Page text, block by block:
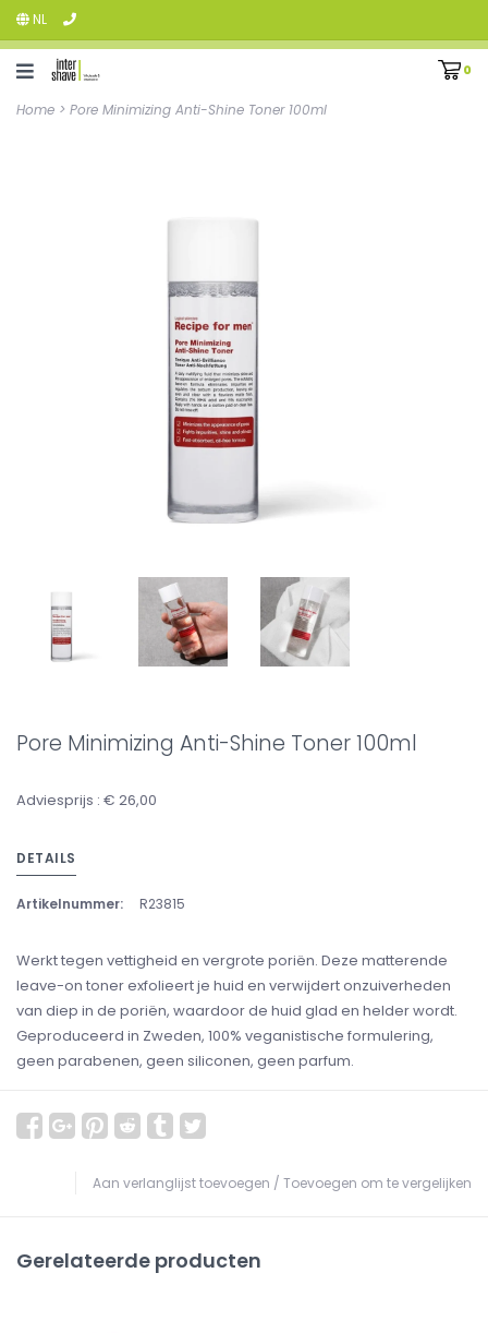
NL
0
Home > Pore Minimizing Anti-Shine Toner 100ml
Pore Minimizing Anti-Shine Toner 100ml
Adviesprijs : € 26,00
DETAILS
Artikelnummer: R23815
Werkt tegen vettigheid en vergrote poriën. Deze matterende
leave-on toner exfolieert je huid en verwijdert onzuiverheden
van diep in de poriën, waardoor de huid glad en helder wordt.
Geproduceerd in Zweden, 100% veganistische formulering,
geen parabenen, geen siliconen, geen parfum.
Aan verlanglijst toevoegen / Toevoegen om te vergelijken
Gerelateerde producten